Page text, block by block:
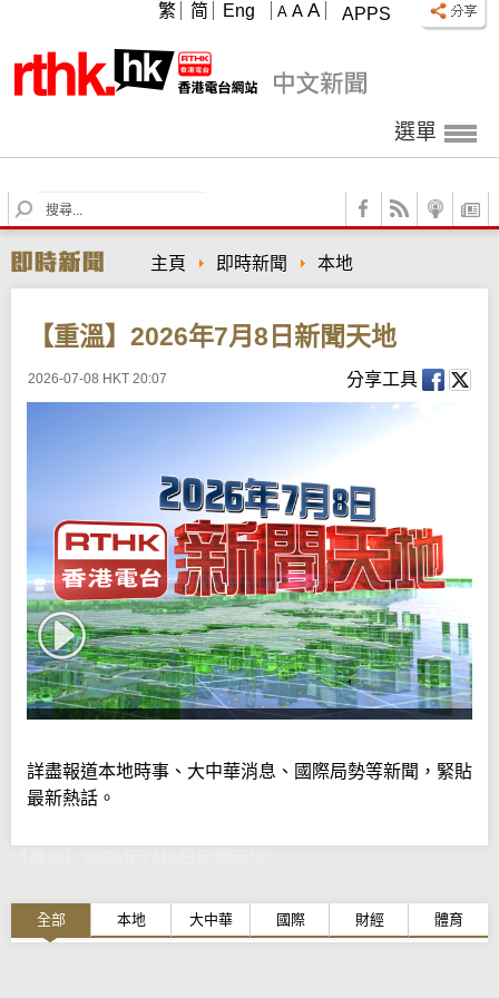
APPS
A A A
繁 简 Eng
選單
S
e
r
c
主頁 即時新聞 本地
【重溫】2026年7月8日新聞天地
2026-07-08 HKT 20:07 分享工具
詳盡報道本地時事、大中華消息、國際局勢等新聞，緊貼
最新熱話。
全部 本地 大中華 國際 財經 體育